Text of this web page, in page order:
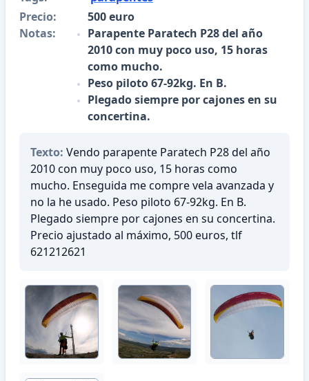
Precio:
500 euro
Notas:
Parapente Paratech P28 del año
2010 con muy poco uso, 15 horas
como mucho.
Peso piloto 67-92kg. En B.
Plegado siempre por cajones en su
concertina.
Texto: Vendo parapente Paratech P28 del año
2010 con muy poco uso, 15 horas como
mucho. Enseguida me compre vela avanzada y
no la he usado. Peso piloto 67-92kg. En B.
Plegado siempre por cajones en su concertina.
Precio ajustado al máximo, 500 euros, tlf
621212621